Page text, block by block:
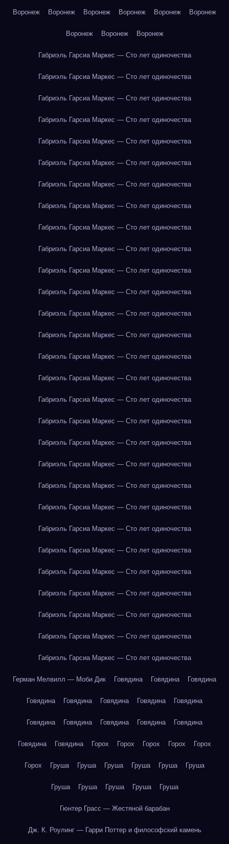
Воронеж Воронеж Воронеж Воронеж Воронеж Воронеж
Воронеж Воронеж Воронеж
Габриэль Гарсиа Маркес — Сто лет одиночества
Габриэль Гарсиа Маркес — Сто лет одиночества
Габриэль Гарсиа Маркес — Сто лет одиночества
Габриэль Гарсиа Маркес — Сто лет одиночества
Габриэль Гарсиа Маркес — Сто лет одиночества
Габриэль Гарсиа Маркес — Сто лет одиночества
Габриэль Гарсиа Маркес — Сто лет одиночества
Габриэль Гарсиа Маркес — Сто лет одиночества
Габриэль Гарсиа Маркес — Сто лет одиночества
Габриэль Гарсиа Маркес — Сто лет одиночества
Габриэль Гарсиа Маркес — Сто лет одиночества
Габриэль Гарсиа Маркес — Сто лет одиночества
Габриэль Гарсиа Маркес — Сто лет одиночества
Габриэль Гарсиа Маркес — Сто лет одиночества
Габриэль Гарсиа Маркес — Сто лет одиночества
Габриэль Гарсиа Маркес — Сто лет одиночества
Габриэль Гарсиа Маркес — Сто лет одиночества
Габриэль Гарсиа Маркес — Сто лет одиночества
Габриэль Гарсиа Маркес — Сто лет одиночества
Габриэль Гарсиа Маркес — Сто лет одиночества
Габриэль Гарсиа Маркес — Сто лет одиночества
Габриэль Гарсиа Маркес — Сто лет одиночества
Габриэль Гарсиа Маркес — Сто лет одиночества
Габриэль Гарсиа Маркес — Сто лет одиночества
Габриэль Гарсиа Маркес — Сто лет одиночества
Габриэль Гарсиа Маркес — Сто лет одиночества
Габриэль Гарсиа Маркес — Сто лет одиночества
Габриэль Гарсиа Маркес — Сто лет одиночества
Габриэль Гарсиа Маркес — Сто лет одиночества
Герман Мелвилл — Моби Дик Говядина Говядина Говядина
Говядина Говядина Говядина Говядина Говядина
Говядина Говядина Говядина Говядина Говядина
Говядина Говядина Горох Горох Горох Горох Горох
Горох Груша Груша Груша Груша Груша Груша
Груша Груша Груша Груша Груша
Гюнтер Грасс — Жестяной барабан
Дж. К. Роулинг — Гарри Поттер и философский камень